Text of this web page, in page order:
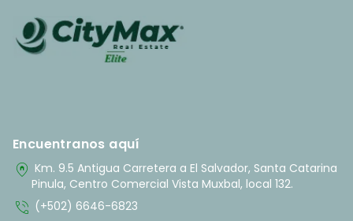
Encuentranos aquí
home_pin Km. 9.5 Antigua Carretera a El Salvador, Santa Catarina
Pinula, Centro Comercial Vista Muxbal, local 132.
phone_in_talk (+502) 6646-6823